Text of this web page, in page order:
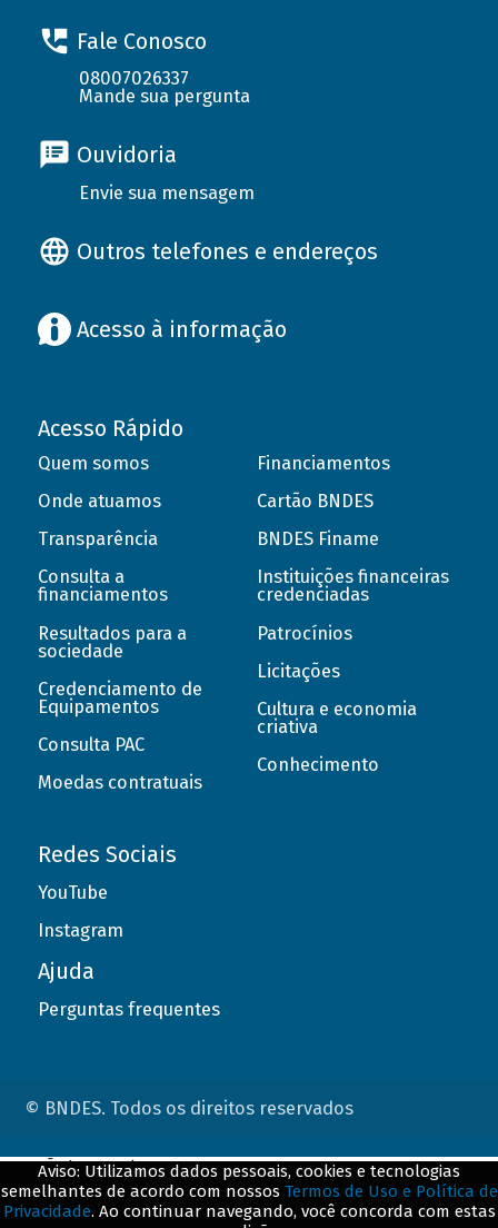
Fale Conosco
08007026337
Mande sua pergunta
Ouvidoria
Envie sua mensagem
Outros telefones e endereços
Acesso à informação
Acesso Rápido
Quem somos
Onde atuamos
Transparência
Consulta a
financiamentos
Resultados para a
sociedade
Credenciamento de
Equipamentos
Consulta PAC
Moedas contratuais
Financiamentos
Cartão BNDES
BNDES Finame
Instituições financeiras
credenciadas
Patrocínios
Licitações
Cultura e economia
criativa
Conhecimento
Redes Sociais
YouTube
Instagram
Ajuda
Perguntas frequentes
© BNDES. Todos os direitos reservados
Aviso: Utilizamos dados pessoais, cookies e tecnologias
semelhantes de acordo com nossos Termos de Uso e Política de
Privacidade. Ao continuar navegando, você concorda com estas
ConteÃºdo complementar
${title}${badge}